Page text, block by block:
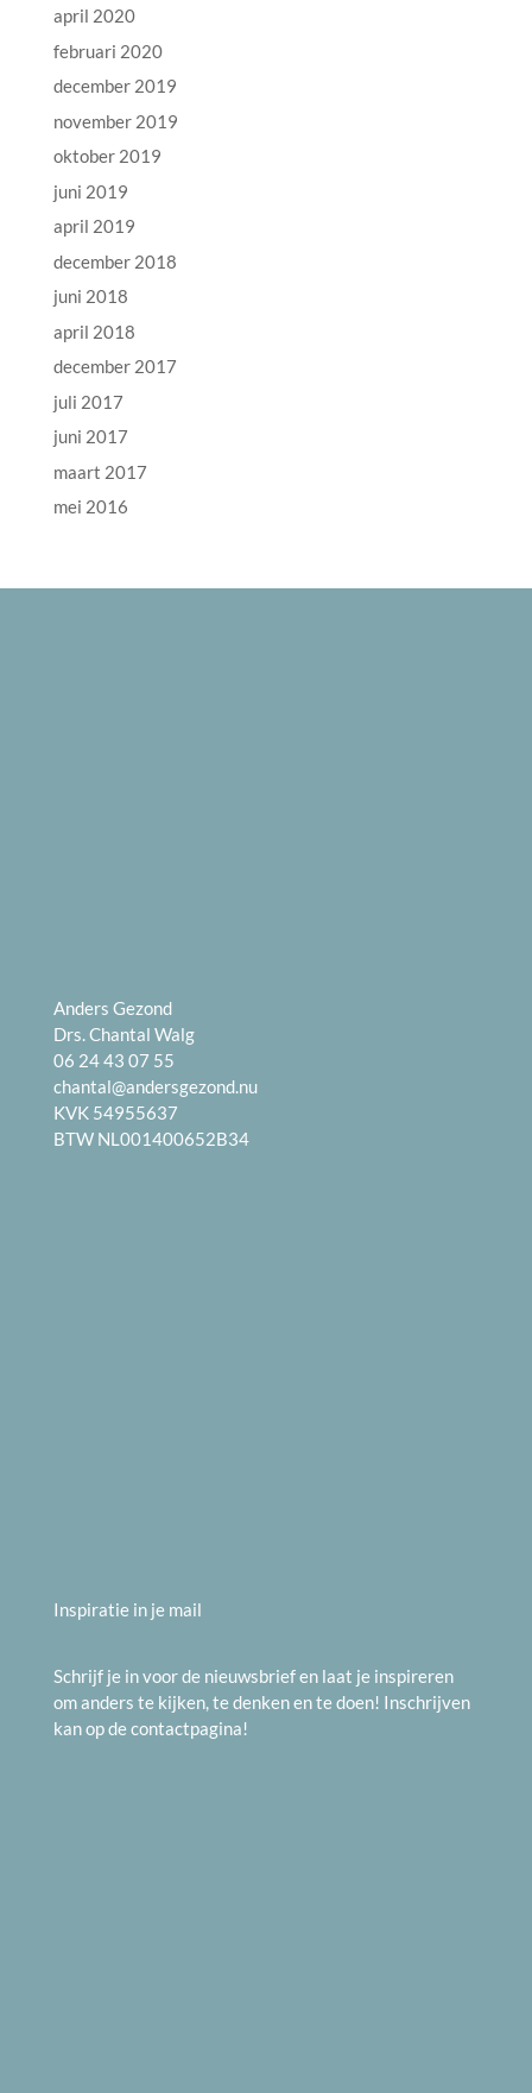
april 2020
februari 2020
december 2019
november 2019
oktober 2019
juni 2019
april 2019
december 2018
juni 2018
april 2018
december 2017
juli 2017
juni 2017
maart 2017
mei 2016
Anders Gezond
Drs. Chantal Walg
06 24 43 07 55
chantal@andersgezond.nu
KVK 54955637
BTW NL001400652B34
Inspiratie in je mail
Schrijf je in voor de nieuwsbrief en laat je inspireren
om anders te kijken, te denken en te doen! Inschrijven
kan op decontactpagina!